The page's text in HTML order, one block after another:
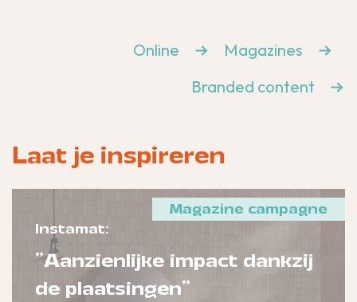
Online
Magazines
Branded content
Laat je inspireren
Instamat:
"Aanzienlijke impact dankzij
de plaatsingen"
Magazine campagne